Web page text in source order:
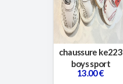
chaussure ke223
boys sport
13.00 €